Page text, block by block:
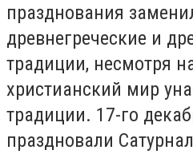
празднования
древнегреческие и
традиции, несмотря
христианский мир
традиции. 17-го
праздновали